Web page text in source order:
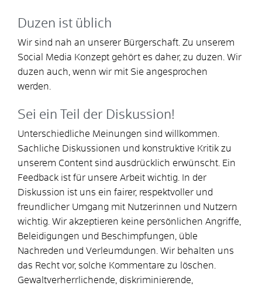
Duzen ist üblich
Wir sind nah an unserer Bürgerschaft. Zu unserem
Social Media Konzept gehört es daher, zu duzen. Wir
duzen auch, wenn wir mit Sie angesprochen
werden.
Sei ein Teil der Diskussion!
Unterschiedliche Meinungen sind willkommen.
Sachliche Diskussionen und konstruktive Kritik zu
unserem Content sind ausdrücklich erwünscht. Ein
Feedback ist für unsere Arbeit wichtig. In der
Diskussion ist uns ein fairer, respektvoller und
freundlicher Umgang mit Nutzerinnen und Nutzern
wichtig. Wir akzeptieren keine persönlichen Angriffe,
Beleidigungen und Beschimpfungen, üble
Nachreden und Verleumdungen. Wir behalten uns
das Recht vor, solche Kommentare zu löschen.
Gewaltverherrlichende, diskriminierende,